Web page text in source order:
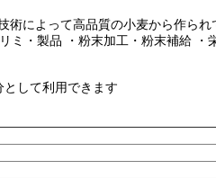
によって高品質の小麦から作ら
ミ・製品 ・粉末加工・粉末補給 ・
して利用できます